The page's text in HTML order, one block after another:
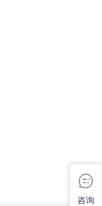
咨询